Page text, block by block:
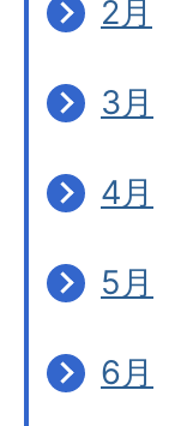
2月
3月
4月
5月
6月